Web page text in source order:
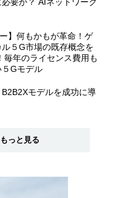
】何もかもが革命！ゲ
５G市場の既存概念を
年のライセンス費用も
Gモデル
モデルを成功に導
っと見る